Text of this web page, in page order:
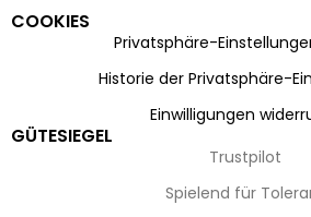
COOKIES
Privatsphäre-
Historie der Privatsphäre-
Einwilligungen
GÜTESIEGEL
Trustpilot
Spielend für